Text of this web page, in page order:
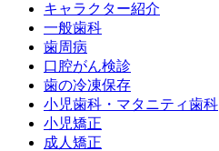
キャラクター紹介
一般歯科
歯周病
口腔がん検診
歯の冷凍保存
小児歯科・マタニティ歯科
小児矯正
成人矯正